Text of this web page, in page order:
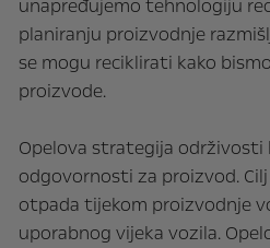
unapređujemo tehnologiju
planiranju proizvodnje
se mogu reciklirati kako
proizvode.
Opelova strategija održivosti
odgovornosti za proizvod.
otpada tijekom proizvodnje
uporabnog vijeka vozila.